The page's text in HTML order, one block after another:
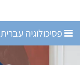
פסיכולוגיה עברית